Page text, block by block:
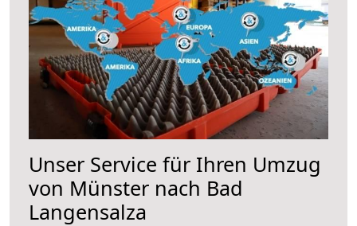
Unser Service für Ihren Umzug
von Münster nach Bad
Langensalza